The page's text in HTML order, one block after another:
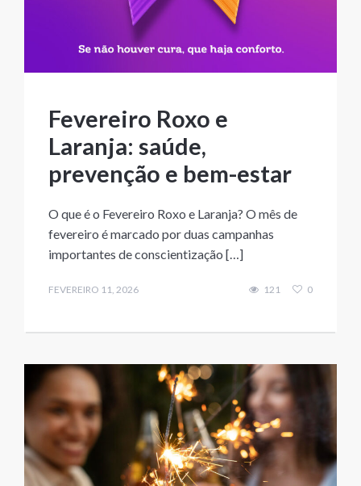
Fevereiro Roxo e
Laranja: saúde,
prevenção e bem-estar
O que é o Fevereiro Roxo e Laranja? O mês de
fevereiro é marcado por duas campanhas
importantes de conscientização […]
FEVEREIRO 11, 2026 121 0